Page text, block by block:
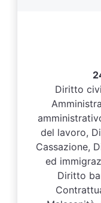
Diritto
del lavoro,
Cassazione,
ed
Diritto